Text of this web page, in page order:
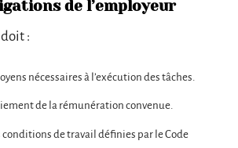
de l’employeur
:
nécessaires à l’exécution des tâches.
de la rémunération convenue.
conditions de travail définies par le Code